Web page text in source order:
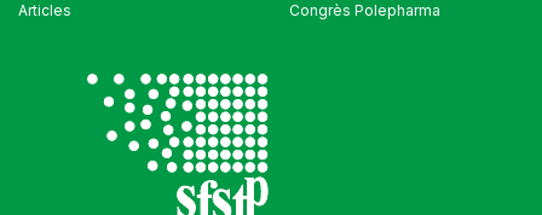
Articles
Congrès Polepharma